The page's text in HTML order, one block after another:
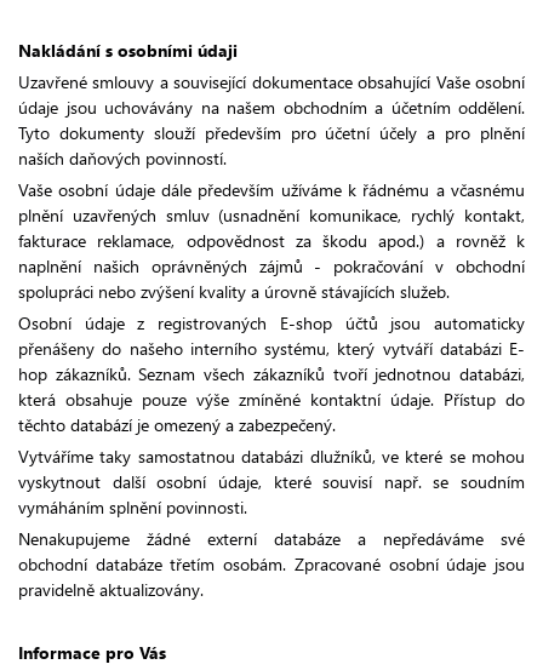
Nakládání s osobními údaji
Uzavřené smlouvy a související dokumentace obsahující Vaše osobní
údaje jsou uchovávány na našem obchodním a účetním oddělení.
Tyto dokumenty slouží především pro účetní účely a pro plnění
naších daňových povinností.
Vaše osobní údaje dále především užíváme k řádnému a včasnému
plnění uzavřených smluv (usnadnění komunikace, rychlý kontakt,
fakturace reklamace, odpovědnost za škodu apod.) a rovněž k
naplnění našich oprávněných zájmů - pokračování v obchodní
spolupráci nebo zvýšení kvality a úrovně stávajících služeb.
Osobní údaje z registrovaných E-shop účtů jsou automaticky
přenášeny do našeho interního systému, který vytváří databázi E-
hop zákazníků. Seznam všech zákazníků tvoří jednotnou databázi,
která obsahuje pouze výše zmíněné kontaktní údaje. Přístup do
těchto databází je omezený a zabezpečený.
Vytváříme taky samostatnou databázi dlužníků, ve které se mohou
vyskytnout další osobní údaje, které souvisí např. se soudním
vymáháním splnění povinnosti.
Nenakupujeme žádné externí databáze a nepředáváme své
obchodní databáze třetím osobám. Zpracované osobní údaje jsou
pravidelně aktualizovány.
Informace pro Vás